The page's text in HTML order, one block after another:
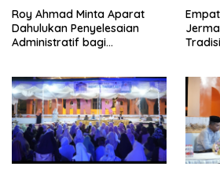
Roy Ahmad Minta Aparat
Dahulukan Penyelesaian
Administratif bagi